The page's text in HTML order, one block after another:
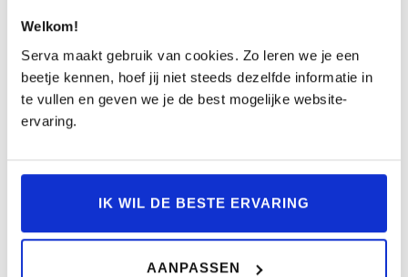
Welkom!
Serva maakt gebruik van cookies. Zo leren we je een
beetje kennen, hoef jij niet steeds dezelfde informatie in
te vullen en geven we je de best mogelijke website-
ervaring.
IK WIL DE BESTE ERVARING
AANPASSEN
aanbetaling noodzakelijk. In plaats daarvan betaalt u
zaken zijn inbegrepen.
Kies wat bij u past
Neem een flexibel abonnement waarbij u de auto
drie maanden. Of neem een vast abonnement van
48 maanden en bespaar op uw maandbedrag.